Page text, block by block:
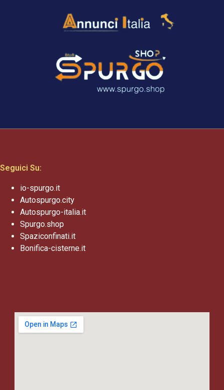
Seguici Su:
io-spurgo.it
Autospurgo.city
Autospurgo-italia.it
Spurgo.shop
Spaziconfinati.it
Bonifica-cisterne.it